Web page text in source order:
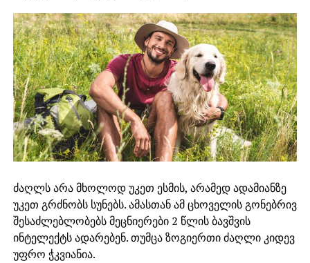
ძაღლს არა მხოლოდ უკეთ ესმის, არამედ ადამიანზე
უკეთ გრძნობს სუნებს. ამასთან ამ ცხოველის გონებრივ
შესაძლებლობებს მეცნიერები 2 წლის ბავშვის
ინტელექტს ადარებენ. თუმცა ზოგიერთი ძაღლი კიდევ
უფრო ჭკვიანია.